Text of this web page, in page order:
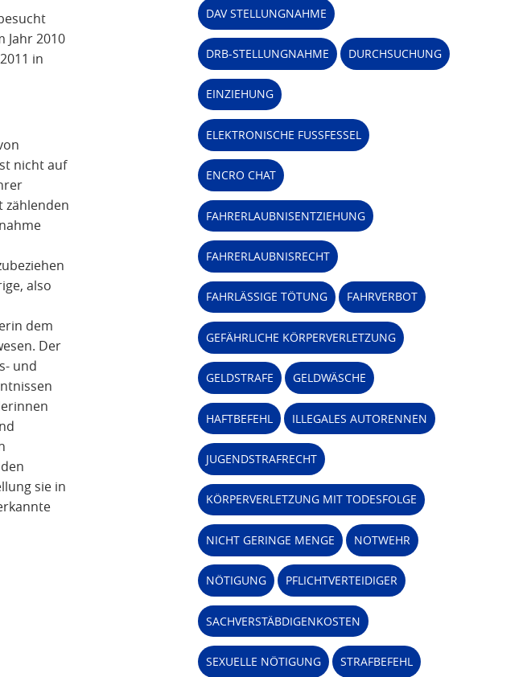
Jahr 2010
in
nicht auf
zählenden
also
dem
Der
und
sie in
DAV STELLUNGNAHME
DRB-STELLUNGNAHME DURCHSUCHUNG
EINZIEHUNG
ELEKTRONISCHE FUSSFESSEL
ENCRO CHAT
FAHRERLAUBNISENTZIEHUNG
FAHRERLAUBNISRECHT
FAHRLÄSSIGE TÖTUNG FAHRVERBOT
GEFÄHRLICHE KÖRPERVERLETZUNG
GELDSTRAFE GELDWÄSCHE
HAFTBEFEHL ILLEGALES AUTORENNEN
JUGENDSTRAFRECHT
KÖRPERVERLETZUNG MIT TODESFOLGE
NICHT GERINGE MENGE NOTWEHR
NÖTIGUNG PFLICHTVERTEIDIGER
SACHVERSTÄBDIGENKOSTEN
SEXUELLE NÖTIGUNG STRAFBEFEHL